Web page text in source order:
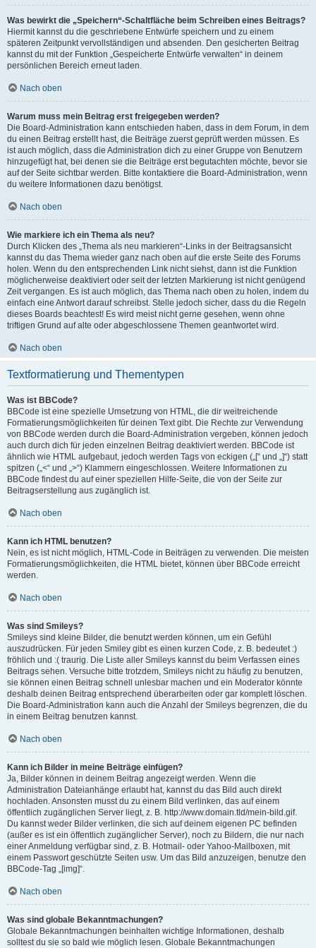
Was bewirkt die „Speichern“-Schaltfläche beim Schreiben eines Beitrags?
Hiermit kannst du die geschriebene Entwürfe speichern und zu einem
späteren Zeitpunkt vervollständigen und absenden. Den gesicherten Beitrag
kannst du mit der Funktion „Gespeicherte Entwürfe verwalten“ in deinem
persönlichen Bereich erneut laden.
Nach oben
Warum muss mein Beitrag erst freigegeben werden?
Die Board-Administration kann entschieden haben, dass in dem Forum, in dem
du einen Beitrag erstellt hast, die Beiträge zuerst geprüft werden müssen. Es
ist auch möglich, dass die Administration dich zu einer Gruppe von Benutzern
hinzugefügt hat, bei denen sie die Beiträge erst begutachten möchte, bevor sie
auf der Seite sichtbar werden. Bitte kontaktiere die Board-Administration, wenn
du weitere Informationen dazu benötigst.
Nach oben
Wie markiere ich ein Thema als neu?
Durch Klicken des „Thema als neu markieren“-Links in der Beitragsansicht
kannst du das Thema wieder ganz nach oben auf die erste Seite des Forums
holen. Wenn du den entsprechenden Link nicht siehst, dann ist die Funktion
möglicherweise deaktiviert oder seit der letzten Markierung ist nicht genügend
Zeit vergangen. Es ist auch möglich, das Thema nach oben zu holen, indem du
einfach eine Antwort darauf schreibst. Stelle jedoch sicher, dass du die Regeln
dieses Boards beachtest! Es wird meist nicht gerne gesehen, wenn ohne
triftigen Grund auf alte oder abgeschlossene Themen geantwortet wird.
Nach oben
Textformatierung und Thementypen
Was ist BBCode?
BBCode ist eine spezielle Umsetzung von HTML, die dir weitreichende
Formatierungsmöglichkeiten für deinen Text gibt. Die Rechte zur Verwendung
von BBCode werden durch die Board-Administration vergeben, können jedoch
auch durch dich für jeden einzelnen Beitrag deaktiviert werden. BBCode ist
ähnlich wie HTML aufgebaut, jedoch werden Tags von eckigen („[“ und „]“) statt
spitzen („<“ und „>“) Klammern eingeschlossen. Weitere Informationen zu
BBCode findest du auf einer speziellen Hilfe-Seite, die von der Seite zur
Beitragserstellung aus zugänglich ist.
Nach oben
Kann ich HTML benutzen?
Nein, es ist nicht möglich, HTML-Code in Beiträgen zu verwenden. Die meisten
Formatierungsmöglichkeiten, die HTML bietet, können über BBCode erreicht
werden.
Nach oben
Was sind Smileys?
Smileys sind kleine Bilder, die benutzt werden können, um ein Gefühl
auszudrücken. Für jeden Smiley gibt es einen kurzen Code, z. B. bedeutet :)
fröhlich und :( traurig. Die Liste aller Smileys kannst du beim Verfassen eines
Beitrags sehen. Versuche bitte trotzdem, Smileys nicht zu häufig zu benutzen,
sie können einen Beitrag schnell unlesbar machen und ein Moderator könnte
deshalb deinen Beitrag entsprechend überarbeiten oder gar komplett löschen.
Die Board-Administration kann auch die Anzahl der Smileys begrenzen, die du
in einem Beitrag benutzen kannst.
Nach oben
Kann ich Bilder in meine Beiträge einfügen?
Ja, Bilder können in deinem Beitrag angezeigt werden. Wenn die
Administration Dateianhänge erlaubt hat, kannst du das Bild auch direkt
hochladen. Ansonsten musst du zu einem Bild verlinken, das auf einem
öffentlich zugänglichen Server liegt, z. B. http://www.domain.tld/mein-bild.gif.
Du kannst weder Bilder verlinken, die sich auf deinem eigenen PC befinden
(außer es ist ein öffentlich zugänglicher Server), noch zu Bildern, die nur nach
einer Anmeldung verfügbar sind, z. B. Hotmail- oder Yahoo-Mailboxen, mit
einem Passwort geschützte Seiten usw. Um das Bild anzuzeigen, benutze den
BBCode-Tag „[img]“.
Nach oben
Was sind globale Bekanntmachungen?
Globale Bekanntmachungen beinhalten wichtige Informationen, deshalb
solltest du sie so bald wie möglich lesen. Globale Bekanntmachungen